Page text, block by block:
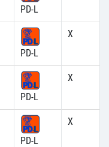
PD-L
PD-L
X
PD-L
X
PD-L
X